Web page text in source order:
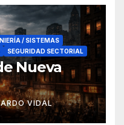
/ SISTEMAS
SEGURIDAD SECTORIAL
Nueva
VIDAL